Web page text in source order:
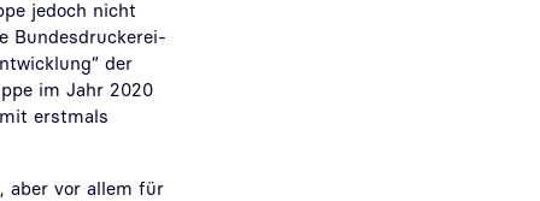
jedoch nicht
Bundesdruckerei-
der
im Jahr 2020
erstmals
aber vor allem für